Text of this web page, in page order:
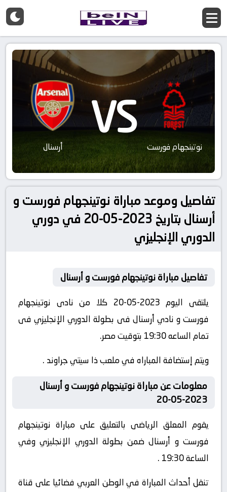
نوتينجهام فورست VS أرسنال
تفاصيل وموعد مباراة نوتينجهام فورست و
أرسنال بتاريخ 2023-05-20 في دوري
الدوري الإنجليزي
تفاصيل مباراة نوتينجهام فورست و أرسنال
يلتقى اليوم 2023-05-20 كلا من نادى نوتينجهام
فورست و نادي أرسنال فى بطولة الدوري الإنجليزي فى
تمام الساعه 19:30 بتوقيت مصر.
ويتم إستضافة المباراه في ملعب ذا سيتي جراوند .
معلومات عن مباراة نوتينجهام فورست و أرسنال
2023-05-20
يقوم المعلق الرياضى بالتعليق على مباراة نوتينجهام
فورست و أرسنال ضمن بطولة الدوري الإنجليزي وفي
الساعة 19:30 .
تنقل أحداث المباراة في الوطن العربي فضائيا على قناة